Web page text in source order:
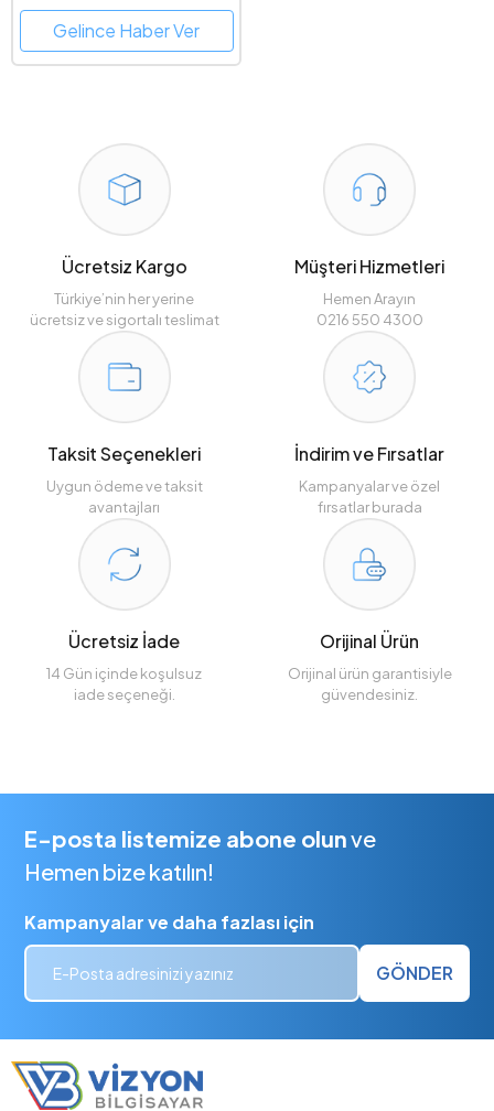
Gelince Haber Ver
Ücretsiz Kargo
Türkiye’nin her yerine
ücretsiz ve sigortalı teslimat
Müşteri Hizmetleri
Hemen Arayın
0216 550 4300
Taksit Seçenekleri
Uygun ödeme ve taksit
avantajları
İndirim ve Fırsatlar
Kampanyalar ve özel
fırsatlar burada
Ücretsiz İade
14 Gün içinde koşulsuz
iade seçeneği.
Orijinal Ürün
Orijinal ürün garantisiyle
güvendesiniz.
E-posta listemize abone olunve
Hemen bize katılın!
Kampanyalar ve daha fazlası için
GÖNDER